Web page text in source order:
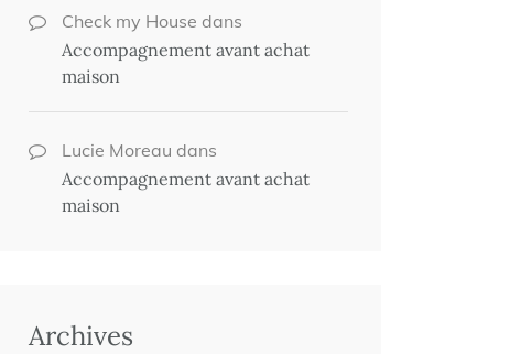
Check my House dans
Accompagnement avant achat
maison
Lucie Moreau dans
Accompagnement avant achat
maison
Archives